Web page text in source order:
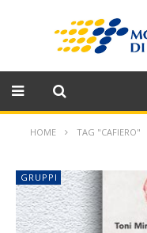
HOME TAG "CAFIERO"
GRUPPI